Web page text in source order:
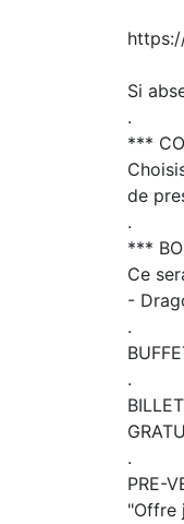
Si
.
***
de
.
***
Ce
-
.
.
.
PRE-
"Offre